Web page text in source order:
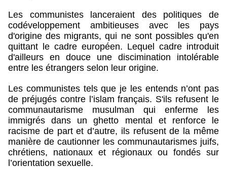
Les communistes lanceraient des politiques de
codéveloppement ambitieuses avec les pays
d'origine des migrants, qui ne sont possibles qu'en
quittant le cadre européen. Lequel cadre introduit
d'ailleurs en douce une discimination intolérable
entre les étrangers selon leur origine.
Les communistes tels que je les entends n’ont pas
de préjugés contre l’islam français. S'ils refusent le
communautarisme musulman qui enferme les
immigrés dans un ghetto mental et renforce le
racisme de part et d’autre, ils refusent de la même
manière de cautionner les communautarismes juifs,
chrétiens, nationaux et régionaux ou fondés sur
l’orientation sexuelle.